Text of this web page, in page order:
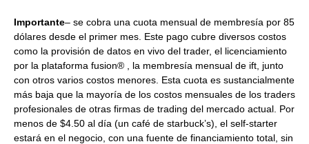
Importante– se cobra una cuota mensual de membresía por 85
dólares desde el primer mes. Este pago cubre diversos costos
como la provisión de datos en vivo del trader, el licenciamiento
por la plataforma fusion® , la membresía mensual de ift, junto
con otros varios costos menores. Esta cuota es sustancialmente
más baja que la mayoría de los costos mensuales de los traders
profesionales de otras firmas de trading del mercado actual. Por
menos de $4.50 al día (un café de starbuck’s), el self-starter
estará en el negocio, con una fuente de financiamiento total, sin